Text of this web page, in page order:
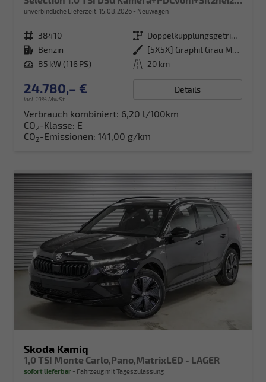
unverbindliche Lieferzeit: 15.08.2026 Neuwagen
Fahrzeugnr. 38410 Getriebe
Doppelkupplungsgetriebe (DSG)
Kraftstoff Benzin Außenfarbe
[5X5X] Graphit Grau Metallic
Leistung 85 kW (116 PS) Kilometerstand 20 km
24.780,– €
incl. 19% MwSt.
Details
Verbrauch kombiniert: 6,20 l/100km
CO2-Klasse: E
CO2-Emissionen: 141,00 g/km
Skoda Kamiq
1,0 TSI Monte Carlo,Pano,MatrixLED - LAGER
sofort lieferbar Fahrzeug mit Tageszulassung